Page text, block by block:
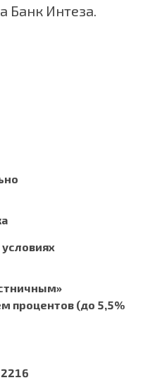
Банк Интеза.
процентов (до 5,5%